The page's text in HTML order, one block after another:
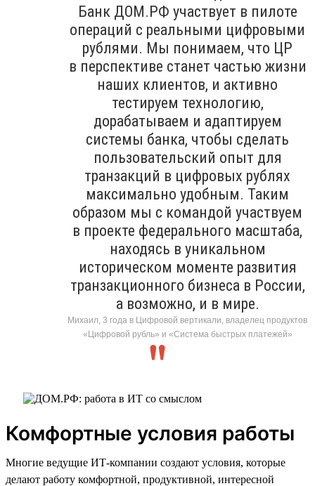
Банк ДОМ.РФ участвует в пилоте
операций с реальными цифровыми
рублями. Мы понимаем, что ЦР
в перспективе станет частью жизни
наших клиентов, и активно
тестируем технологию,
дорабатываем и адаптируем
системы банка, чтобы сделать
пользовательский опыт для
транзакций в цифровых рублях
максимально удобным. Таким
образом мы с командой участвуем
в проекте федерального масштаба,
находясь в уникальном
историческом моменте развития
транзакционного бизнеса в России,
а возможно, и в мире.
Михаил, 3 года в Цифровой вертикали, владелец продуктов
«Цифровой рубль» и «Система быстрых платежей»
Комфортные условия работы
Многие ведущие ИТ-компании создают условия, которые
делают работу комфортной, продуктивной, интересной